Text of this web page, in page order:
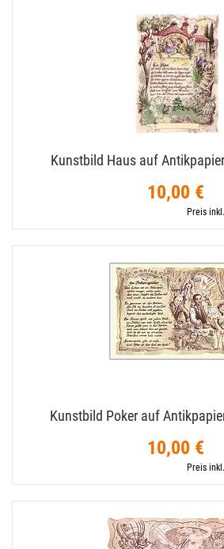
Kunstbild Haus auf
10,00 €
Preis
Kunstbild Poker auf
10,00 €
Preis